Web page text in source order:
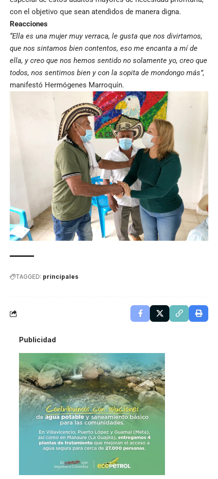
con el objetivo que sean atendidos de manera digna.
Reacciones
“Ella es una mujer muy verraca, le gusta que nos divirtamos,
que nos sintamos bien contentos, eso me encanta a mí de
ella, y creo que nos hemos sentido no solamente yo, creo que
todos, nos sentimos bien y con la sopita de mondongo más”,
manifestó Hermógenes Marroquín.
TAGGED: principales
Publicidad